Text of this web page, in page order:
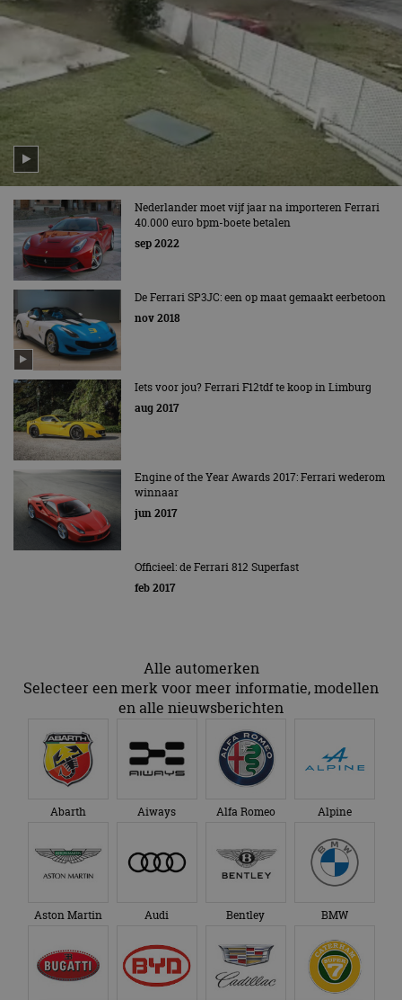
Nederlander moet vijf jaar na importeren Ferrari
40.000 euro bpm-boete betalen
sep 2022
De Ferrari SP3JC: een op maat gemaakt eerbetoon
nov 2018
Iets voor jou? Ferrari F12tdf te koop in Limburg
aug 2017
Engine of the Year Awards 2017: Ferrari wederom
winnaar
jun 2017
Officieel: de Ferrari 812 Superfast
feb 2017
Alle automerken
Selecteer een merk voor meer informatie, modellen
en alle nieuwsberichten
Abarth Aiways Alfa Romeo Alpine
Aston Martin Audi Bentley BMW